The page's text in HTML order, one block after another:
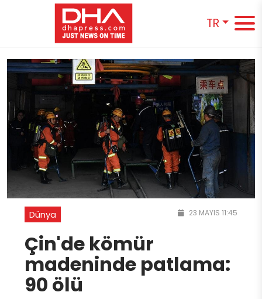
TR
Dünya 23 MAYIS 11:45
Çin'de kömür
madeninde patlama:
90 ölü